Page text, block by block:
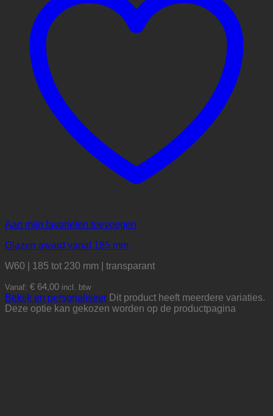
Aan mijn favorieten toevoegen
Glazen award vanaf 185 mm
W60 | 185 tot 230 mm | transparant
Vanaf: € 64,00 incl. btw
Bekijk en personaliseer Dit product heeft meerdere variaties.
Deze optie kan gekozen worden op de productpagina